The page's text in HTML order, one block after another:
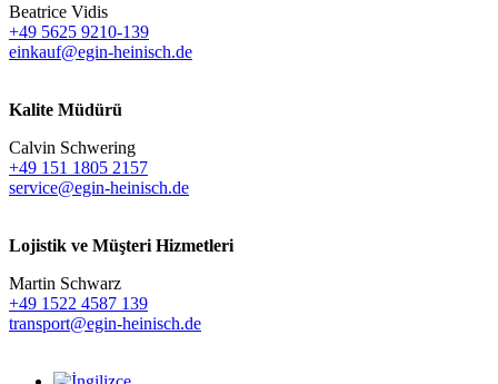
Beatrice Vidis
+49 5625 9210-139
einkauf@egin-heinisch.de
Kalite Müdürü
Calvin Schwering
+49 151 1805 2157
service@egin-heinisch.de
Lojistik ve Müşteri Hizmetleri
Martin Schwarz
+49 1522 4587 139
transport@egin-heinisch.de